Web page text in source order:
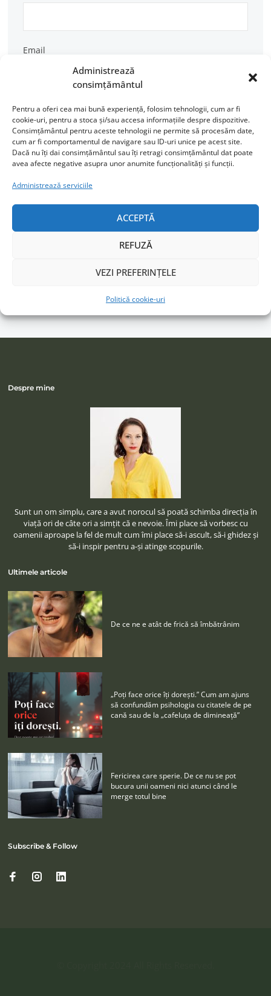
Administrează
consimțământul
Pentru a oferi cea mai bună experiență, folosim tehnologii, cum ar fi
cookie-uri, pentru a stoca și/sau accesa informațiile despre dispozitive.
Consimțământul pentru aceste tehnologii ne permite să procesăm date,
cum ar fi comportamentul de navigare sau ID-uri unice pe acest site.
Dacă nu îți dai consimțământul sau îți retragi consimțământul dat poate
avea afecte negative asupra unor anumite funcționalități și funcții.
Administrează serviciile
ACCEPTĂ
REFUZĂ
VEZI PREFERINȚELE
Politică cookie-uri
Email
URMĂREȘTE-MI ACTIVITATEA
Facebook Instagram
LinkedIn
Despre mine
Sunt un om simplu, care a avut norocul să poată schimba direcţia în
viaţă ori de câte ori a simţit că e nevoie. Îmi place să vorbesc cu
oamenii aproape la fel de mult cum îmi place să-i ascult, să-i ghidez şi
să-i inspir pentru a-şi atinge scopurile.
Ultimele articole
De ce ne e atât de frică să îmbătrânim
„Poţi face orice îţi doreşti.” Cum am ajuns
să confundăm psihologia cu citatele de pe
cană sau de la „cafeluţa de dimineaţă”
Fericirea care sperie. De ce nu se pot
bucura unii oameni nici atunci când le
merge totul bine
Subscribe & Follow